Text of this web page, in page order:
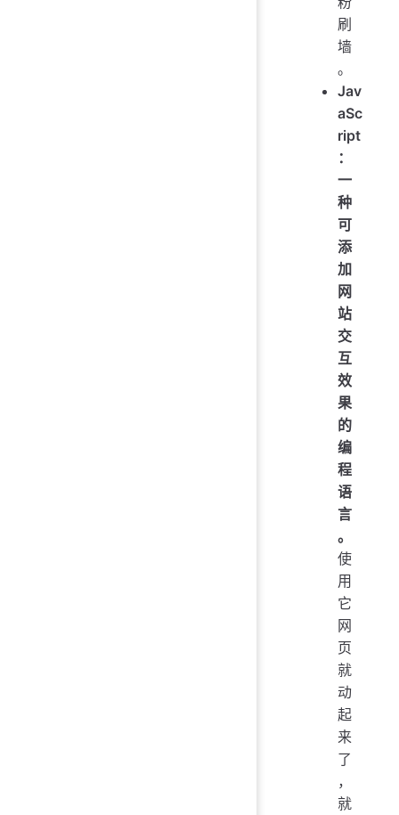
刷
墙
。
Jav
aSc
ript
：
一
种
可
添
加
网
站
交
互
效
果
的
编
程
语
言
。
使
用
它
网
页
就
动
起
来
了
，
就